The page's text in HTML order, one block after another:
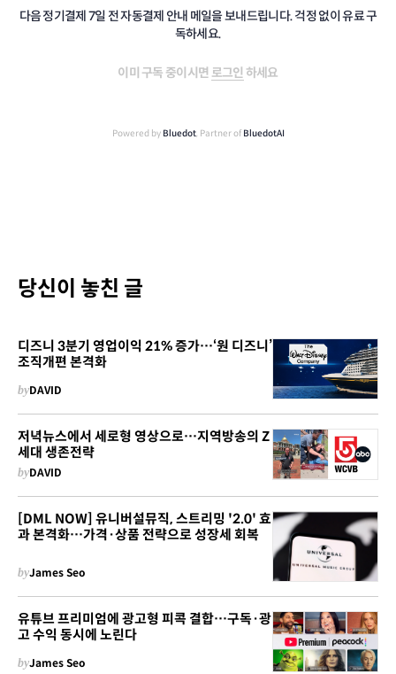
다음 정기결제 7일 전 자동결제 안내 메일을 보내드립니다. 걱정 없이 유료 구
독하세요.
이미 구독 중이시면 로그인 하세요
Powered by Bluedot, Partner of BluedotAI
당신이 놓친 글
디즈니 3분기 영업이익 21% 증가…‘원 디즈니’
조직개편 본격화
byDAVID
저녁뉴스에서 세로형 영상으로…지역방송의 Z
세대 생존전략
byDAVID
[DML NOW] 유니버설뮤직, 스트리밍 '2.0' 효
과 본격화…가격·상품 전략으로 성장세 회복
byJames Seo
유튜브 프리미엄에 광고형 피콕 결합…구독·광
고 수익 동시에 노린다
byJames Seo